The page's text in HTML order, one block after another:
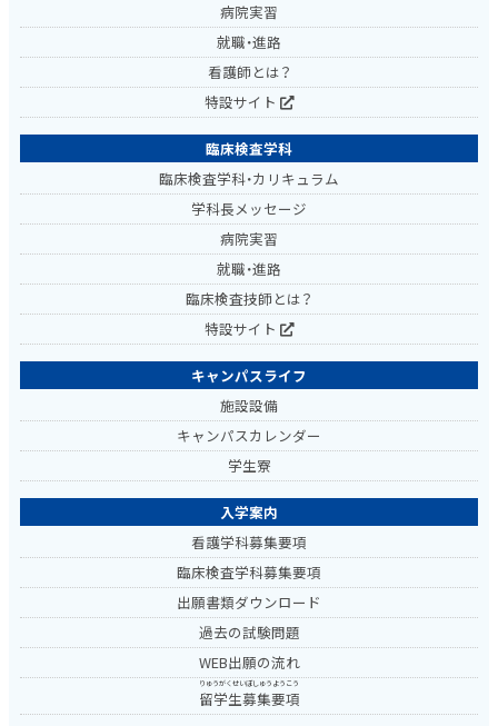
病院実習
就職・進路
看護師とは？
特設サイト
臨床検査学科
臨床検査学科・カリキュラム
学科長メッセージ
病院実習
就職・進路
臨床検査技師とは？
特設サイト
キャンパスライフ
施設設備
キャンパスカレンダー
学生寮
入学案内
看護学科募集要項
臨床検査学科募集要項
出願書類ダウンロード
過去の試験問題
WEB出願の流れ
留学生募集要項
りゅうがくせいぼしゅうようこう